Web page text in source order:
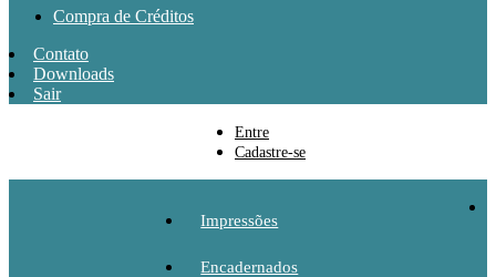
Compra de Créditos
Contato
Downloads
Sair
Entre
Cadastre-se
Impressões
Encadernados